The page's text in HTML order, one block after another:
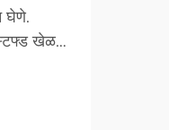
घेणे.
स्टफ्ड खेळणे
व्यक्त